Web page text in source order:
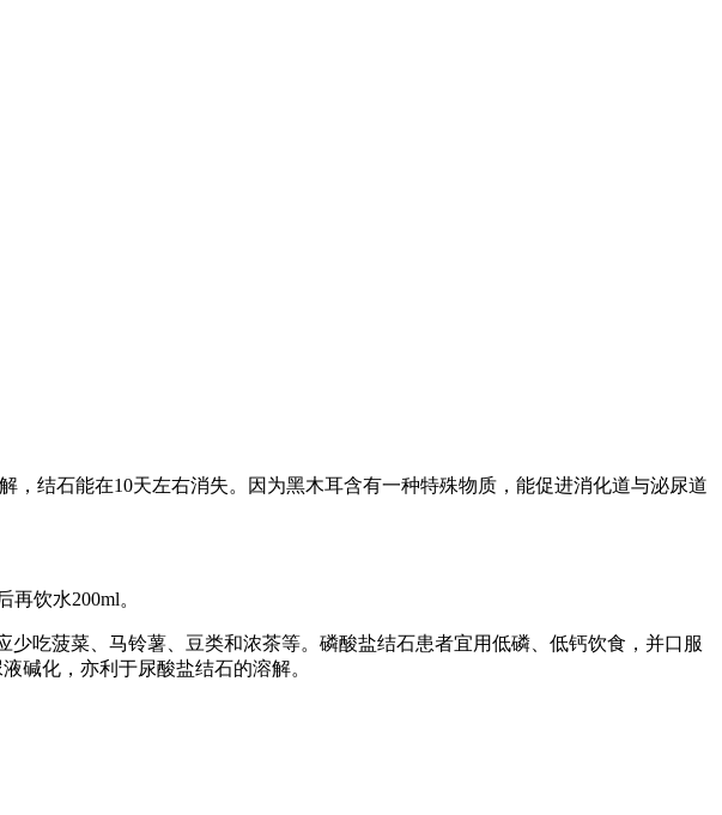
结石能在10天左右消失。因为黑木耳含有一种特殊物质，能促进消化道与泌尿道
饮水200ml。
菠菜、马铃薯、豆类和浓茶等。磷酸盐结石患者宜用低磷、低钙饮食，并口服
碱化，亦利于尿酸盐结石的溶解。